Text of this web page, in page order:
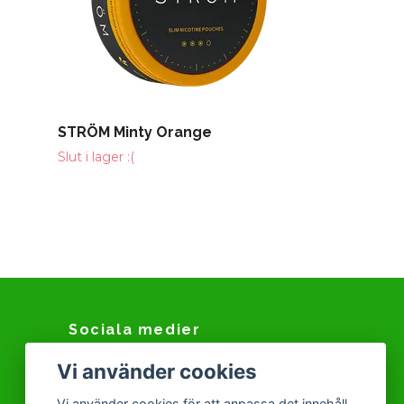
STRÖM Minty Orange
Slut i lager :(
Sociala medier
Facebook
Instagram
Vi använder cookies